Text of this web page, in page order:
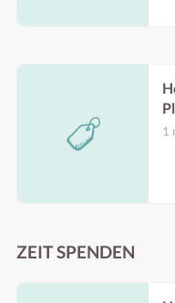
1
ZEIT SPENDEN